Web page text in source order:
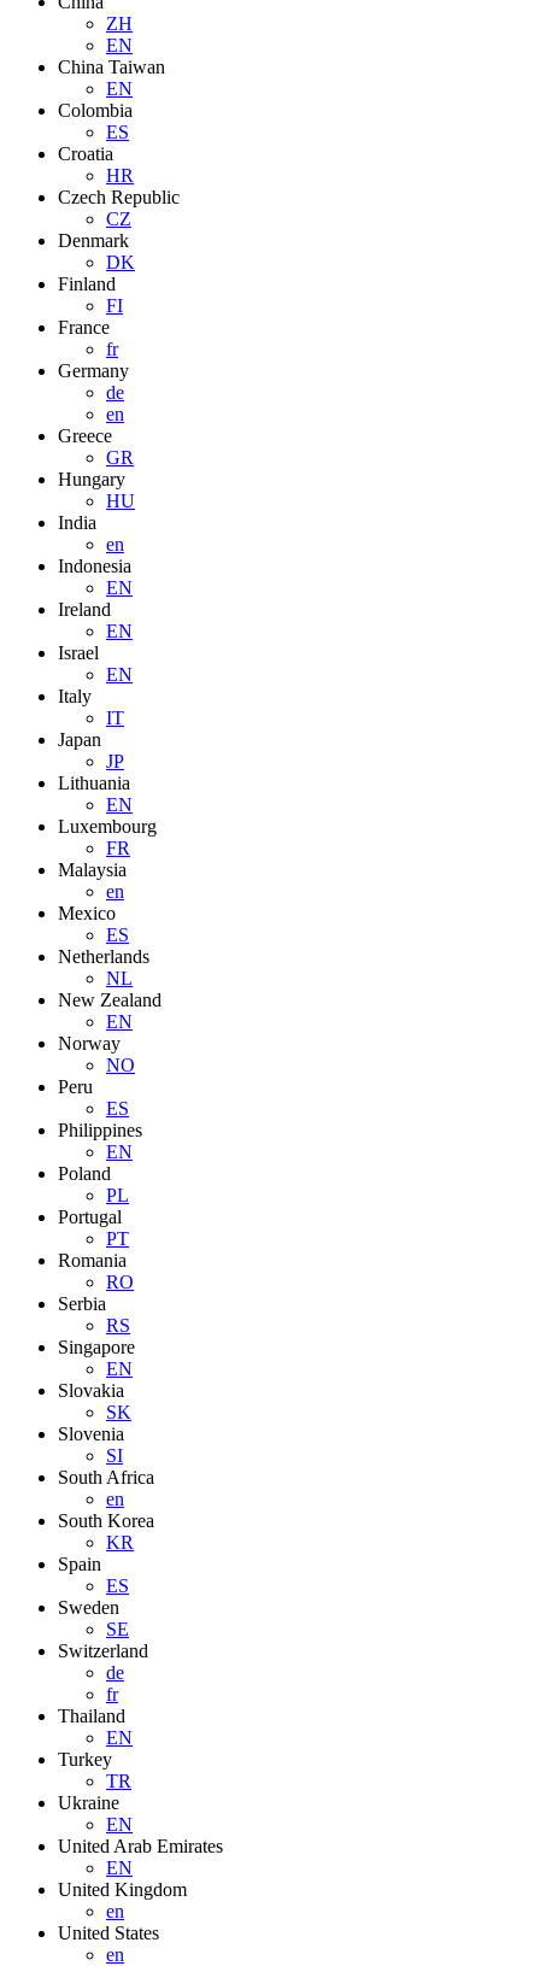
ZH
EN
China Taiwan
EN
Colombia
ES
Croatia
HR
Czech Republic
CZ
Denmark
DK
Finland
FI
France
fr
Germany
de
en
Greece
GR
Hungary
HU
India
en
Indonesia
EN
Ireland
EN
Israel
EN
Italy
IT
Japan
JP
Lithuania
EN
Luxembourg
FR
Malaysia
en
Mexico
ES
Netherlands
NL
New Zealand
EN
Norway
NO
Peru
ES
Philippines
EN
Poland
PL
Portugal
PT
Romania
RO
Serbia
RS
Singapore
EN
Slovakia
SK
Slovenia
SI
South Africa
en
South Korea
KR
Spain
ES
Sweden
SE
Switzerland
de
fr
Thailand
EN
Turkey
TR
Ukraine
EN
United Arab Emirates
EN
United Kingdom
en
United States
en